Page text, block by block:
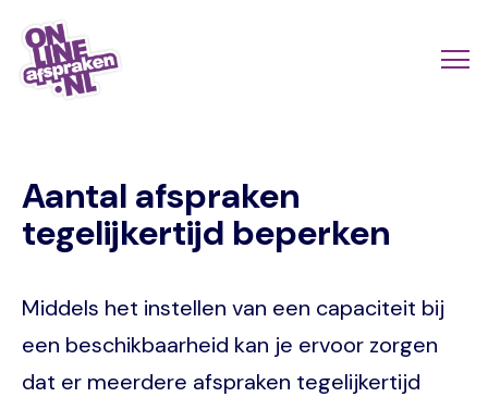
Naar
hoofdinhoud
Aantal afspraken
tegelijkertijd beperken
Middels het instellen van een capaciteit bij
een beschikbaarheid kan je ervoor zorgen
dat er meerdere afspraken tegelijkertijd